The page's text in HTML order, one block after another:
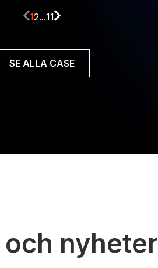
12...11
SE ALLA CASE
och nyheter